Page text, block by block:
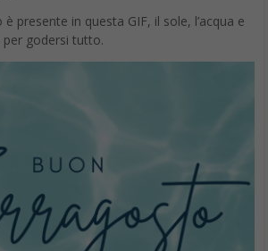
presente in questa GIF, il sole, l’acqua e
per godersi tutto.